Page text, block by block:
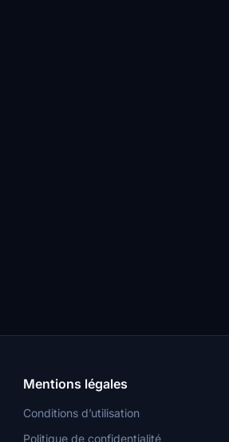
Mentions légales
Conditions d’utilisation
Politique de confidentialité